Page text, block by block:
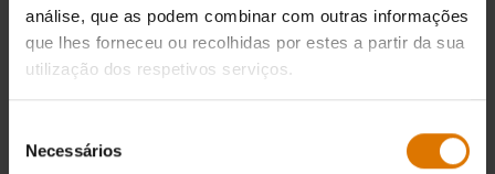
análise, que as podem combinar com outras informações
que lhes forneceu ou recolhidas por estes a partir da sua
utilização dos respetivos serviços.
Necessários
Cobertura Premium para grelhador